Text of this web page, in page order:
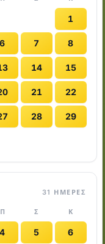
1
6 7 8
14 15
21 22
28 29
31 ΗΜΈΡΕΣ
Π Σ Κ
4 5 6